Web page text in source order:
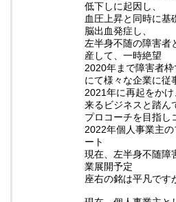
低下しに起因し、
血圧上昇と同時に基
脳出血発症し、
左半身不随の障害者
産して、一時絶望
2020年まで障害者
にて様々な企業に従
2021年に再起をか
来るビジネスと踏ん
プロコーチを目指し
2022年個人事業主
ート
現在、左半身不随障
業展開予定
座右の銘は平凡です